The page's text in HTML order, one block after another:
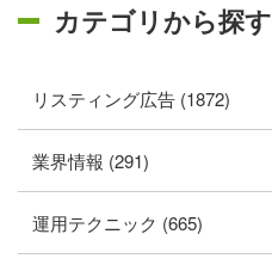
カテゴリから探す
リスティング広告 (1872)
業界情報 (291)
運用テクニック (665)